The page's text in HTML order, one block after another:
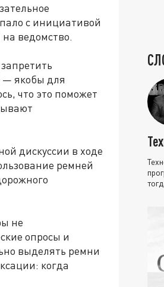
с инициативой
на ведомство.
— якобы для
что это поможет
дискуссии в ходе
ремней
не
опросы и
выделять ремни
когда